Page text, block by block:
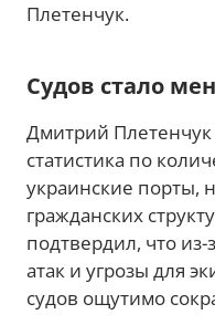
Плетенчук.
Судов стало
Дмитрий Плетенчук
статистика по
украинские порты,
гражданских
подтвердил, что
атак и угрозы для
судов ощутимо